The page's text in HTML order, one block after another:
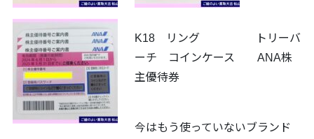
K18 リング トリーバ
ーチ コインケース ANA株
主優待券
今はもう使っていないブランド